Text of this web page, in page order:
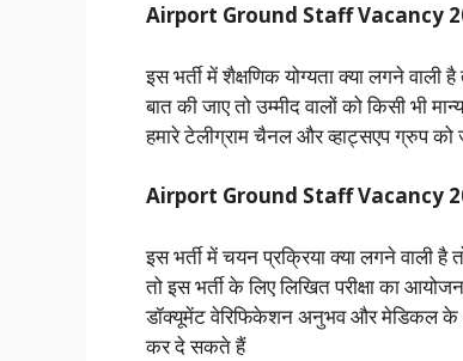
Airport Ground Staff Vacancy
इस भर्ती में शैक्षणिक योग्यता क्या लगने वाली
बात की जाए तो उम्मीद वालों को किसी भी
हमारे टेलीग्राम चैनल और व्हाट्सएप ग्रुप
Airport Ground Staff Vacancy
इस भर्ती में चयन प्रक्रिया क्या लगने वाली
तो इस भर्ती के लिए लिखित परीक्षा का
डॉक्यूमेंट वेरिफिकेशन अनुभव और मेडिकल के
कर दे सकते हैं